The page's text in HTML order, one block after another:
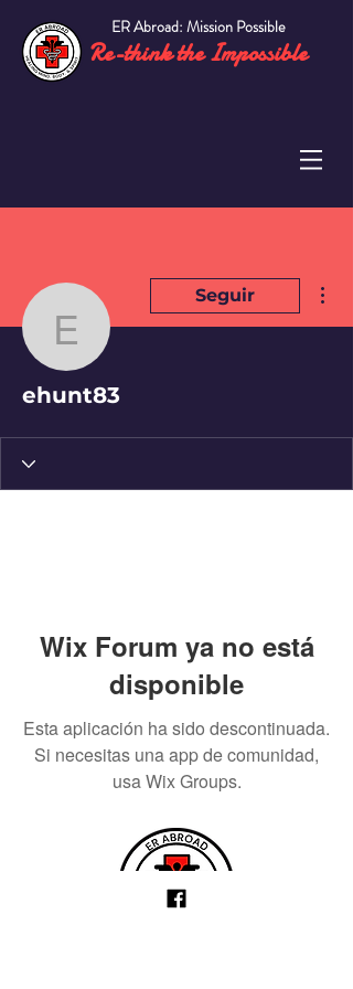
ER Abroad: Mission Possible
Re-think the Impossible
ehunt83
Seguir
ehunt83
Wix Forum ya no está
disponible
Esta aplicación ha sido descontinuada.
Si necesitas una app de comunidad,
usa Wix Groups.